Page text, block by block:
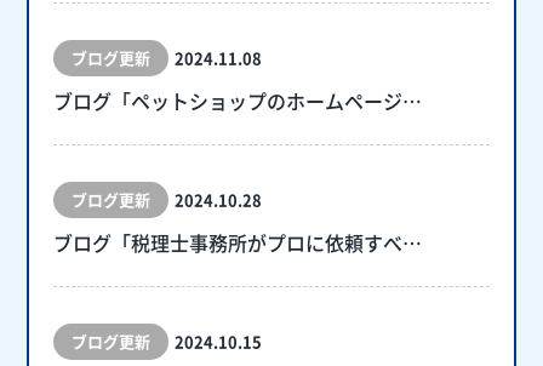
ブログ更新 2024.11.08
ブログ「ペットショップのホームページ…
ブログ更新 2024.10.28
ブログ「税理士事務所がプロに依頼すべ…
ブログ更新 2024.10.15